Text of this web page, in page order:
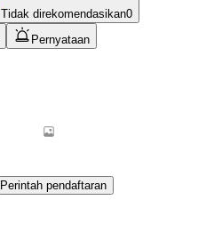
Tidak direkomendasikan0
Pernyataan
Perintah pendaftaran